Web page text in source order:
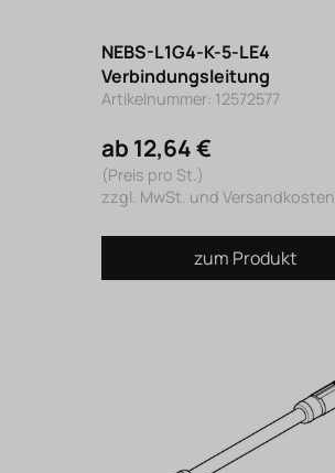
NEBS-L1G4-K-5-LE4
Verbindungsleitung
Artikelnummer: 12572577
ab 12,64 €
(Preis pro St.)
zzgl. MwSt. und Versandkosten
zum Produkt